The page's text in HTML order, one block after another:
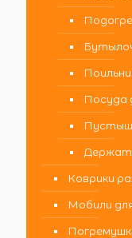
Посуда
Коврики
Мобили